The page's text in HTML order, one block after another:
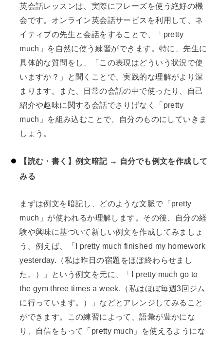
英会話レッスンは、実際にフレーズを使う絶好の機
会です。オンライン英会話サービスを利用して、ネ
イティブの先生と会話をすることで、「pretty
much」を自然に使う練習ができます。特に、先生に
具体的な質問をし、「この表現はどういう状況で使
いますか？」と聞くことで、実践的な理解がより深
まります。また、日常の会話の中で使ったり、自己
紹介や趣味に関する会話でさりげなく「pretty
much」を組み込むことで、自分のものにしていきま
しょう。
【読む・書く】例文暗記 → 自分でも例文を作成して
みる
まずは例文を暗記し、どのような文脈で「pretty
much」が使われるか理解します。その後、自分の経
験や興味に基づいて新しい例文を作成してみましょ
う。例えば、「I pretty much finished my homework
yesterday.（私は昨日の宿題をほぼ終わらせまし
た。）」という例文を元に、「I pretty much go to
the gym three times a week.（私はほぼ毎週3回ジム
に行っています。）」などとアレンジしてみること
ができます。この練習によって、語彙が豊かにな
り、自信をもって「pretty much」を使えるようにな